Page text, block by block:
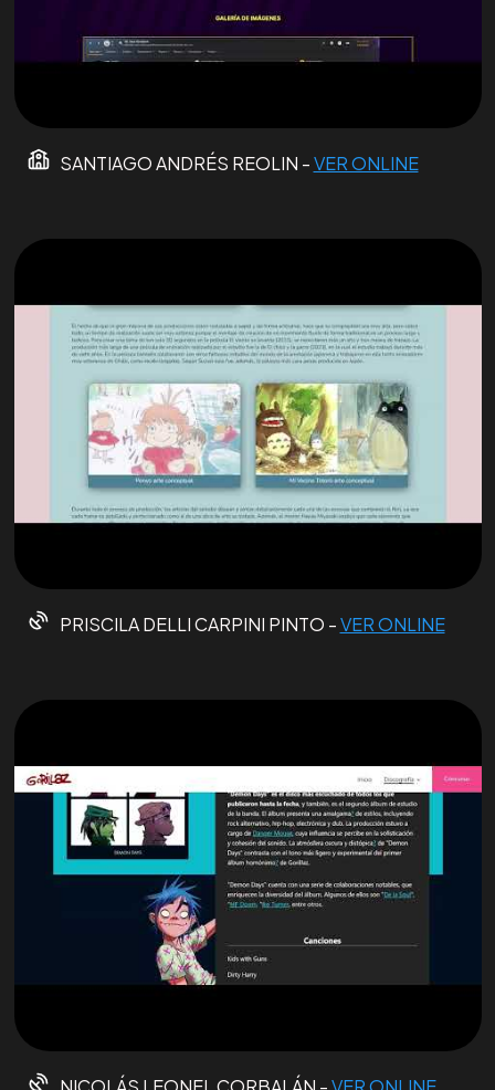
SANTIAGO ANDRÉS REOLIN -VER ONLINE
PRISCILA DELLI CARPINI PINTO -VER ONLINE